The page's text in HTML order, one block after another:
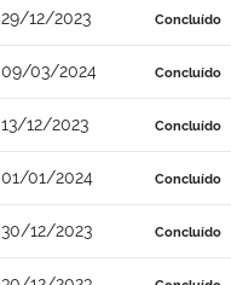
29/12/2023 Concluído
09/03/2024 Concluído
13/12/2023 Concluído
01/01/2024 Concluído
30/12/2023 Concluído